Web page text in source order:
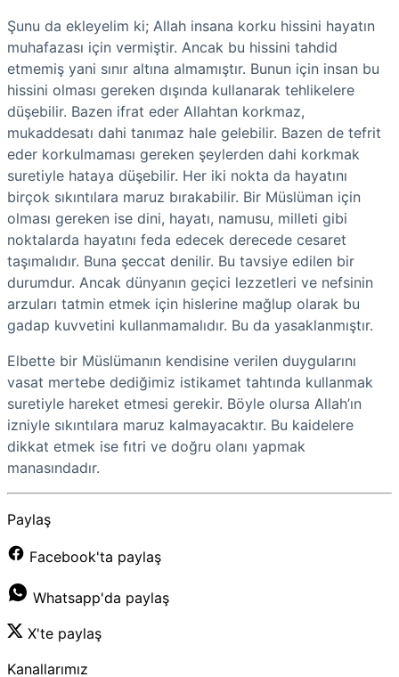
Şunu da ekleyelim ki; Allah insana korku hissini hayatın
muhafazası için vermiştir. Ancak bu hissini tahdid
etmemiş yani sınır altına almamıştır. Bunun için insan bu
hissini olması gereken dışında kullanarak tehlikelere
düşebilir. Bazen ifrat eder Allahtan korkmaz,
mukaddesatı dahi tanımaz hale gelebilir. Bazen de tefrit
eder korkulmaması gereken şeylerden dahi korkmak
suretiyle hataya düşebilir. Her iki nokta da hayatını
birçok sıkıntılara maruz bırakabilir. Bir Müslüman için
olması gereken ise dini, hayatı, namusu, milleti gibi
noktalarda hayatını feda edecek derecede cesaret
taşımalıdır. Buna şeccat denilir. Bu tavsiye edilen bir
durumdur. Ancak dünyanın geçici lezzetleri ve nefsinin
arzuları tatmin etmek için hislerine mağlup olarak bu
gadap kuvvetini kullanmamalıdır. Bu da yasaklanmıştır.
Elbette bir Müslümanın kendisine verilen duygularını
vasat mertebe dediğimiz istikamet tahtında kullanmak
suretiyle hareket etmesi gerekir. Böyle olursa Allah’ın
izniyle sıkıntılara maruz kalmayacaktır. Bu kaidelere
dikkat etmek ise fıtri ve doğru olanı yapmak
manasındadır.
Paylaş
Facebook'ta paylaş
Whatsapp'da paylaş
X'te paylaş
Kanallarımız